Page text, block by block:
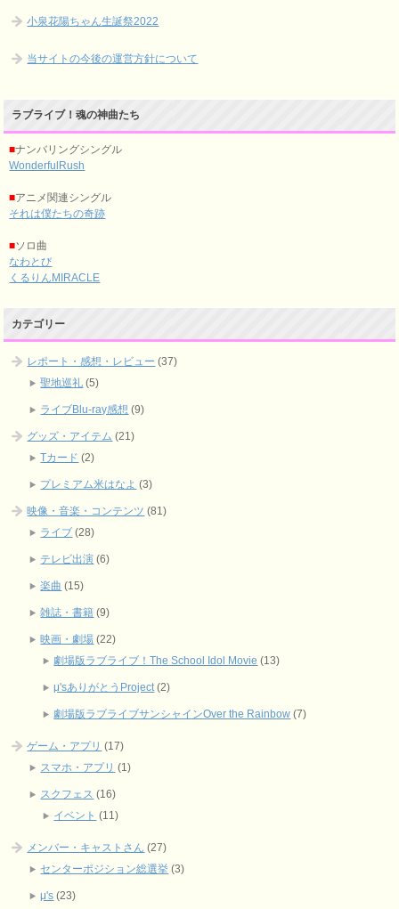
小泉花陽ちゃん生誕祭2022
当サイトの今後の運営方針について
ラブライブ！魂の神曲たち
■ナンバリングシングル
WonderfulRush
■アニメ関連シングル
それは僕たちの奇跡
■ソロ曲
なわとび
くるりんMIRACLE
カテゴリー
レポート・感想・レビュー (37)
聖地巡礼 (5)
ライブBlu-ray感想 (9)
グッズ・アイテム (21)
Tカード (2)
プレミアム米はなよ (3)
映像・音楽・コンテンツ (81)
ライブ (28)
テレビ出演 (6)
楽曲 (15)
雑誌・書籍 (9)
映画・劇場 (22)
劇場版ラブライブ！The School Idol Movie (13)
μ'sありがとうProject (2)
劇場版ラブライブサンシャインOver the Rainbow (7)
ゲーム・アプリ (17)
スマホ・アプリ (1)
スクフェス (16)
イベント (11)
メンバー・キャストさん (27)
センターポジション総選挙 (3)
μ's (23)